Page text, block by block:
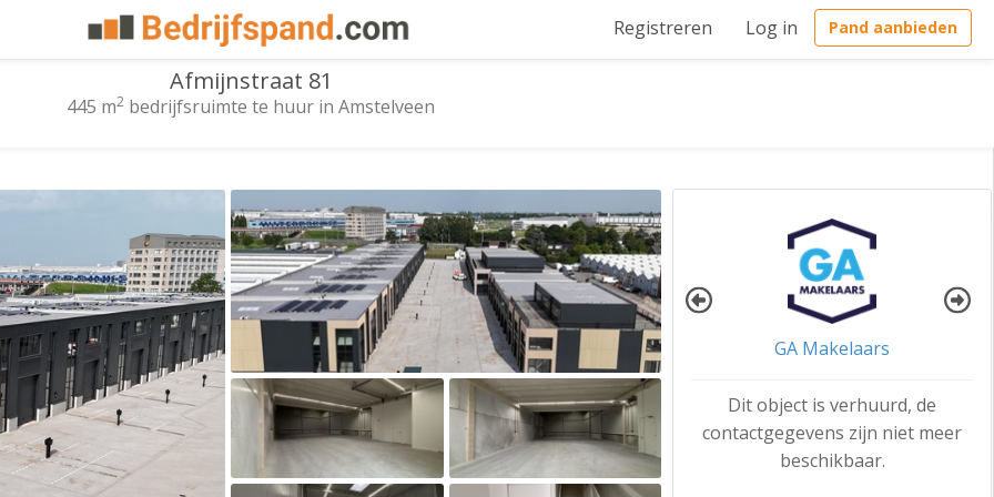
Registreren Log in Pand aanbieden
Afmijnstraat 81
445 m2 bedrijfsruimte te huur in Amstelveen
GA Makelaars
Dit object is verhuurd, de
contactgegevens zijn niet meer
beschikbaar.